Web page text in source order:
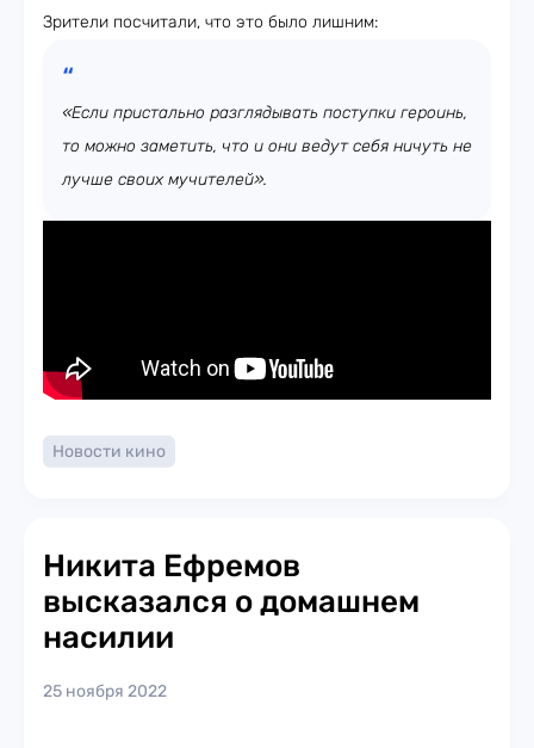
Зрители посчитали, что это было лишним:
«Если пристально разглядывать поступки героинь,
то можно заметить, что и они ведут себя ничуть не
лучше своих мучителей».
Новости кино
Никита Ефремов
высказался о домашнем
насилии
25 ноября 2022